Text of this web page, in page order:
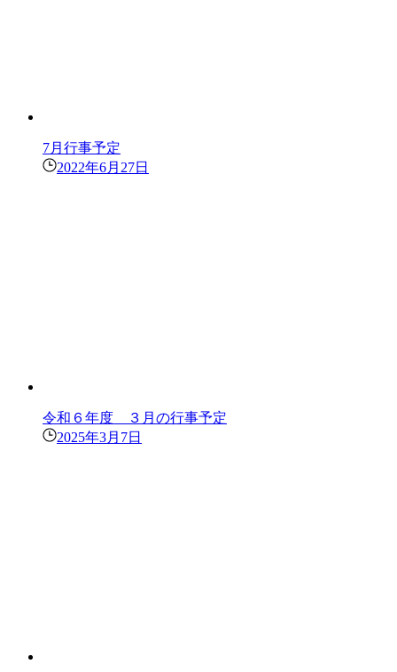
7月行事予定
2022年6月27日
令和６年度 ３月の行事予定
2025年3月7日